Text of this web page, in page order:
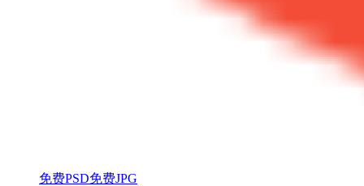
免费PSD免费JPG